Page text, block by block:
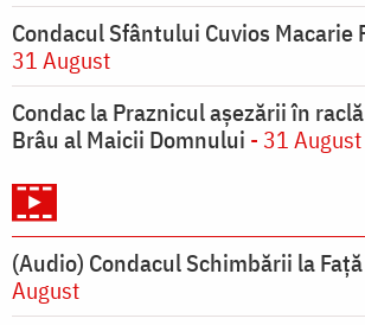
Condacul Sfântului Cuvios
31 August
Condac la Praznicul aşezării în
Brâu al Maicii Domnului - 31 August
(Audio) Condacul Schimbării la
August